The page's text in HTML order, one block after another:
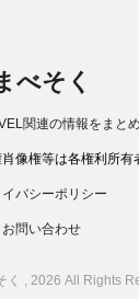
べそく
関連の情報をまと
像権等は各権利所有
イバシーポリシー
お問い合わせ
, 2026 All Rights